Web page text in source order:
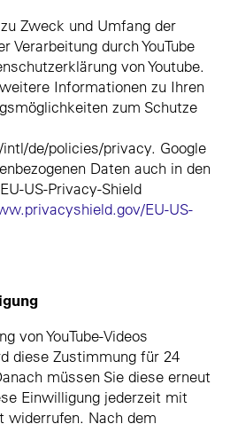
Zweck und Umfang der
Verarbeitung durch YouTube
von Youtube.
Informationen zu Ihren
zum Schutze
de/policies/privacy. Google
Daten auch in den
US-Privacy-Shield
EU-US-
von YouTube-Videos
diese Zustimmung für 24
müssen Sie diese erneut
Einwilligung jederzeit mit
widerrufen. Nach dem